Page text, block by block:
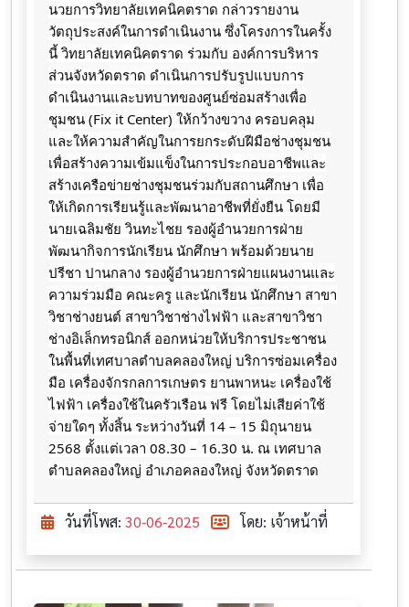
นวยการ​วิทยาลัย​เทคนิค​ตราด กล่าวรายงาน
วัตถุประสงค์ในการดำเนินงาน ซึ่งโครงการในครั้ง
นี้ วิทยาลัยเทคนิคตราด ร่วมกับ องค์การบริหาร
ส่วนจังหวัดตราด ดำเนินการปรับรูปแบบการ
ดำเนินงานและบทบาทของศูนย์ซ่อมสร้างเพื่อ
ชุมชน (Fix it Center) ให้กว้างขวาง ครอบคลุม
และให้ความสำคัญในการยกระดับฝีมือช่างชุมชน
เพื่อสร้างความเข้มแข็งในการประกอบอาชีพและ
สร้างเครือข่ายช่างชุมชนร่วมกับสถานศึกษา เพื่อ
ให้เกิดการเรียนรู้และพัฒนาอาชีพที่ยั่งยืน โดยมี
นายเฉลิม​ชัย​ วิน​ทะ​ไชย​ รอง​ผู้​อำนวยการ​ฝ่าย​
พัฒนา​กิจการ​นักเรียน​ นักศึกษา​ พร้อมด้วย​นาย
ปรีชา​ ปานกลาง​ รอง​ผู้​อำนวยการ​ฝ่าย​แผนงาน​และ​
ความ​ร่วมมือ​ คณะครู และนักเรียน นักศึกษา สาขา
วิชาช่างยนต์ สาขาวิชาช่างไฟฟ้า และสาขาวิชา
ช่างอิเล็กทรอนิกส์ ออกหน่วยให้บริการประชาชน
ในพื้นที่​เทศบาล​ตำบล​คลอง​ใหญ่​ บริการซ่อมเครื่อง
มือ เครื่องจักรกลการเกษตร ยานพาหนะ เครื่องใช้
ไฟฟ้า เครื่องใช้ในครัวเรือน ฟรี โดยไม่เสียค่าใช้
จ่ายใดๆ ทั้งสิ้น ระหว่างวันที่ 14 – 15 มิถุนายน​
2568 ตั้งแต่เวลา 08.30 – 16.30 น. ณ​ เทศบาล
ตำบล​คลอง​ใหญ่​ อำเภอ​คลองใหญ่​ จังหวัดตราด
วันที่โพส: 30-06-2025 โดย: เจ้าหน้าที่